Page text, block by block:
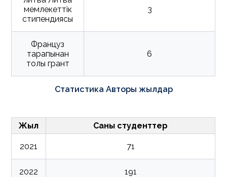
мемлекеттік
стипендиясы
3
Француз
тарапынан
толық грант
6
Статистика Авторы жылдар
Жыл Саны студенттер
2021 71
2022 191